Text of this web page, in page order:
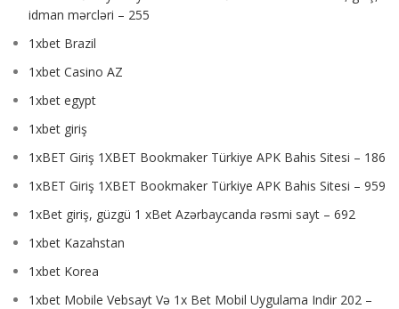
idman mərcləri – 255
1xbet Brazil
1xbet Casino AZ
1xbet egypt
1xbet giriş
1xBET Giriş 1XBET Bookmaker Türkiye APK Bahis Sitesi – 186
1xBET Giriş 1XBET Bookmaker Türkiye APK Bahis Sitesi – 959
1xBet giriş, güzgü 1 xBet Azərbaycanda rəsmi sayt – 692
1xbet Kazahstan
1xbet Korea
1xbet Mobile Vebsayt Və 1x Bet Mobil Uygulama Indir 202 –